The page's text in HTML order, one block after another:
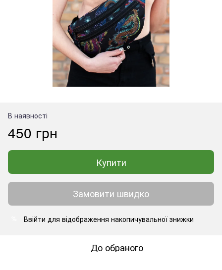
В наявності
450 грн
Купити
Замовити швидко
Ввійти для відображення накопичувальної знижки
До обраного